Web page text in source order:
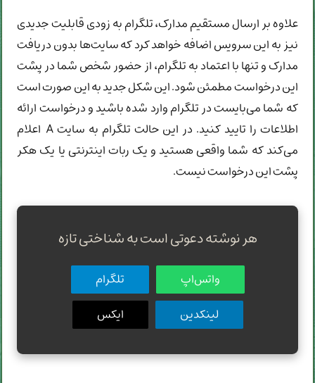
علاوه بر ارسال مستقیم مدارک، تلگرام به زودی قابلیت جدیدی
نیز به این سرویس اضافه خواهد کرد که سایت‌ها بدون دریافت
مدارک و تنها با اعتماد به تلگرام، از حضور شخص شما در پشت
این درخواست مطمئن شود. این شکل جدید به این صورت است
که شما می‌بایست در تلگرام وارد شده باشید و درخواست ارائه
اطلاعات را تایید کنید. در این حالت تلگرام به سایت A اعلام
می‌کند که شما واقعی هستید و یک ربات اینترنتی یا یک هکر
پشت این درخواست نیست.
هر نوشته دعوتی است به شناختی تازه
واتس‌اپ
تلگرام
لینکدین
ایکس